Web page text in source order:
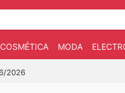
MODA
2026